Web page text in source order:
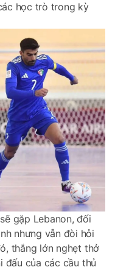
học trò trong kỳ
gặp Lebanon, đối
nhưng vẫn đòi hỏi
thắng lớn nghẹt thở
đấu của các cầu thủ